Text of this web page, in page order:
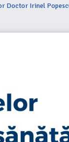
Doctor Irinel